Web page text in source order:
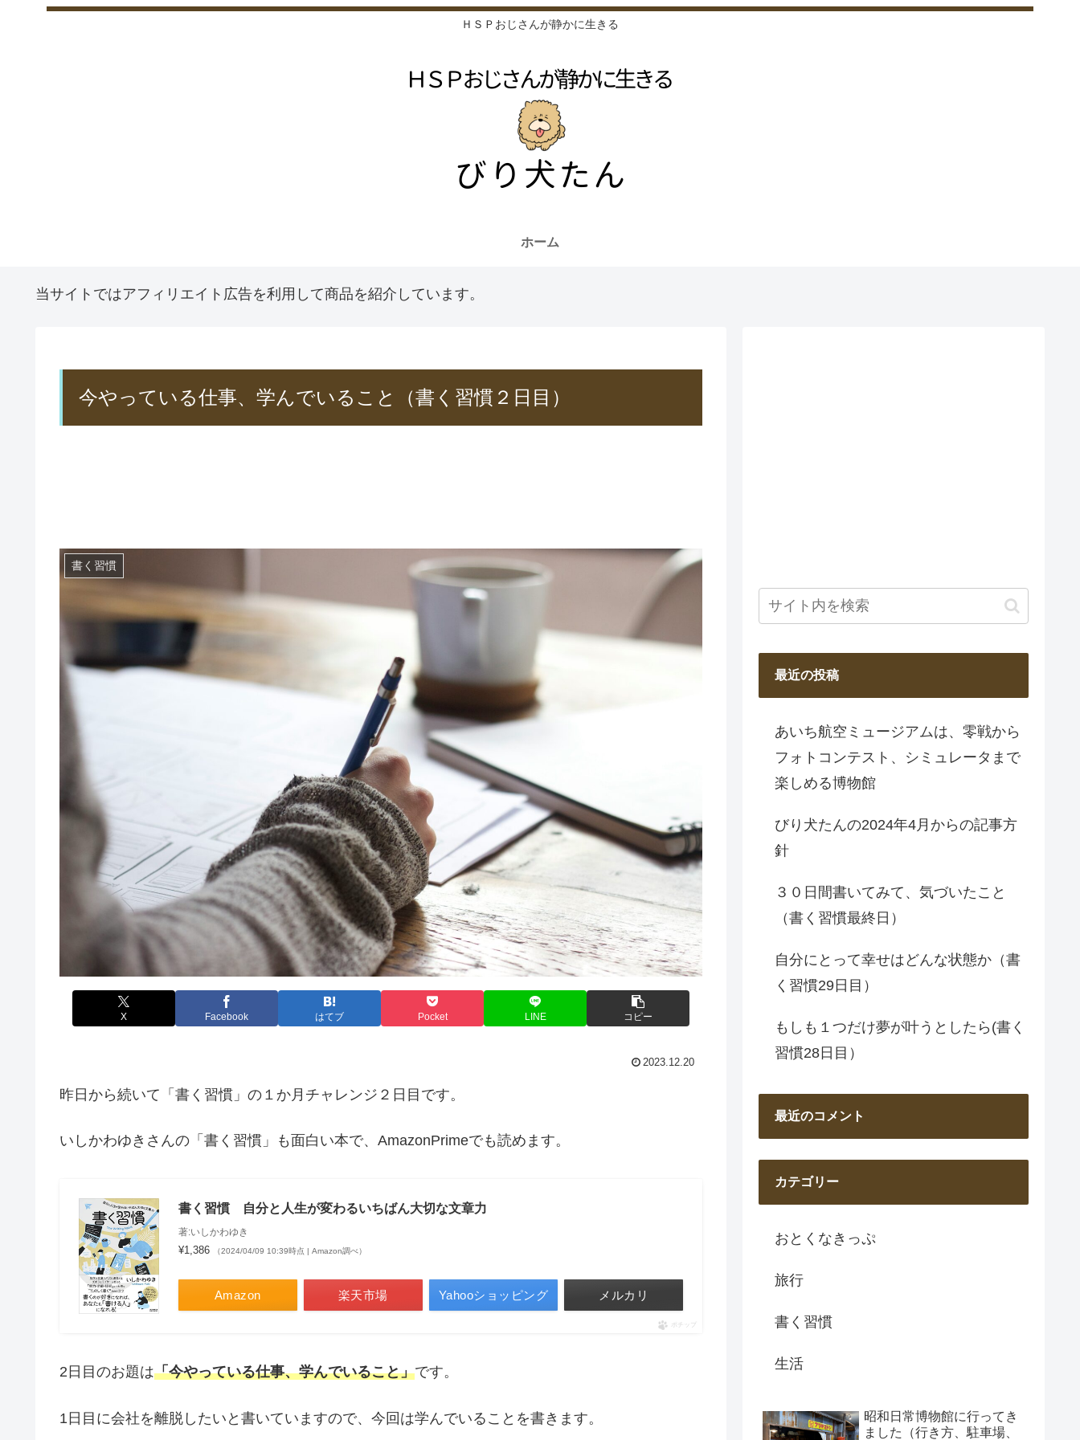
ＨＳＰおじさんが静かに生きる
ホーム
当サイトではアフィリエイト広告を利用して商品を紹介しています。
今やっている仕事、学んでいること（書く習慣２日目）
書く習慣
X Facebook はてブ Pocket LINE コピー
2023.12.20
昨日から続いて「書く習慣」の１か月チャレンジ２日目です。
いしかわゆきさんの「書く習慣」も面白い本で、AmazonPrimeでも読めます。
書く習慣 自分と人生が変わるいちばん大切な文章力
著:いしかわゆき
¥1,386 （2024/04/09 10:39時点 | Amazon調べ）
Amazon 楽天市場 Yahooショッピング メルカリ
ポチップ
2日目のお題は「今やっている仕事、学んでいること」です。
1日目に会社を離脱したいと書いていますので、今回は学んでいることを書きます。
最近の投稿
あいち航空ミュージアムは、零戦から
フォトコンテスト、シミュレータまで
楽しめる博物館
びり犬たんの2024年4月からの記事方
針
３０日間書いてみて、気づいたこと
（書く習慣最終日）
自分にとって幸せはどんな状態か（書
く習慣29日目）
もしも１つだけ夢が叶うとしたら(書く
習慣28日目）
最近のコメント
カテゴリー
おとくなきっぷ
旅行
書く習慣
生活
昭和日常博物館に行ってき
ました（行き方、駐車場、